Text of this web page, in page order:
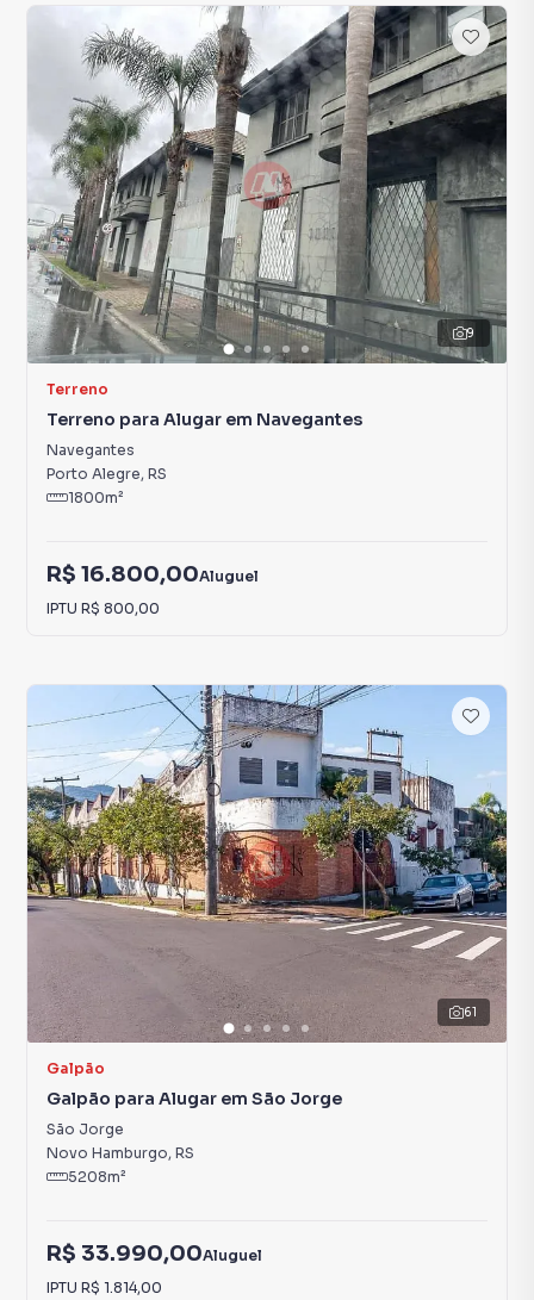
9
Terreno
Terreno para Alugar em Navegantes
Navegantes
Porto Alegre, RS
1800m²
R$ 16.800,00Aluguel
IPTU R$ 800,00
61
Galpão
Galpão para Alugar em São Jorge
São Jorge
Novo Hamburgo, RS
5208m²
R$ 33.990,00Aluguel
IPTU R$ 1.814,00